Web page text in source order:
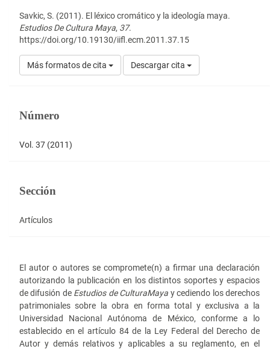
artículo
Savkic, S. (2011). El léxico cromático y la ideología maya.
Estudios De Cultura Maya, 37.
https://doi.org/10.19130/iifl.ecm.2011.37.15
Más formatos de cita Descargar cita
Número
Vol. 37 (2011)
Sección
Artículos
El autor o autores se compromete(n) a firmar una declaración
autorizando la publicación en los distintos soportes y espacios
de difusión de Estudios de CulturaMaya y cediendo los derechos
patrimoniales sobre la obra en forma total y exclusiva a la
Universidad Nacional Autónoma de México, conforme a lo
establecido en el artículo 84 de la Ley Federal del Derecho de
Autor y demás relativos y aplicables a su reglamento, en el